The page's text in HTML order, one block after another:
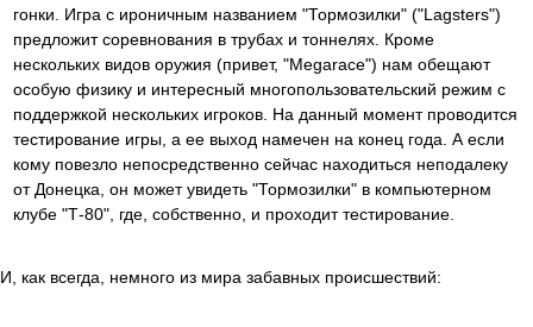
гонки. Игра с ироничным названием "Тормозилки" ("Lagsters")
предложит соревнования в трубах и тоннелях. Кроме
нескольких видов оружия (привет, "Megarace") нам обещают
особую физику и интересный многопользовательский режим с
поддержкой нескольких игроков. На данный момент проводится
тестирование игры, а ее выход намечен на конец года. А если
кому повезло непосредственно сейчас находиться неподалеку
от Донецка, он может увидеть "Тормозилки" в компьютерном
клубе "Т-80", где, собственно, и проходит тестирование.
И, как всегда, немного из мира забавных происшествий: